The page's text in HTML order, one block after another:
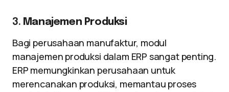
3. Manajemen Produksi
Bagi perusahaan manufaktur, modul
manajemen produksi dalam ERP sangat penting.
ERP memungkinkan perusahaan untuk
merencanakan produksi, memantau proses